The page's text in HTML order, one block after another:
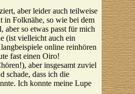
aber leider auch teilweise
in Folknähe, so wie bei dem
so etwas passt für mich
(ist vielleicht auch ein
online reinhören
fast einen Oiro!
aber insgesamt zuviel
schade, dass ich die
Ich konnte meine Lupe